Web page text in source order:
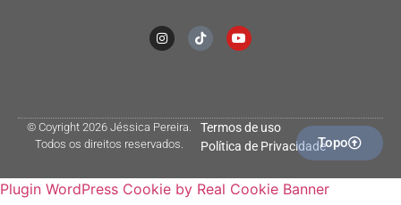
© Coyright 2026 Jéssica Pereira.
Todos os direitos reservados.
Termos de uso
Política de PrivacidadeTopo
Plugin WordPress Cookie by Real Cookie Banner